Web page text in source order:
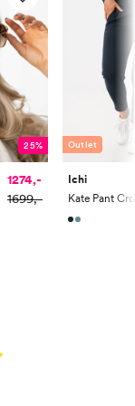
25%
1274,-
1699,-
Outlet
Ichi
Kate Pant